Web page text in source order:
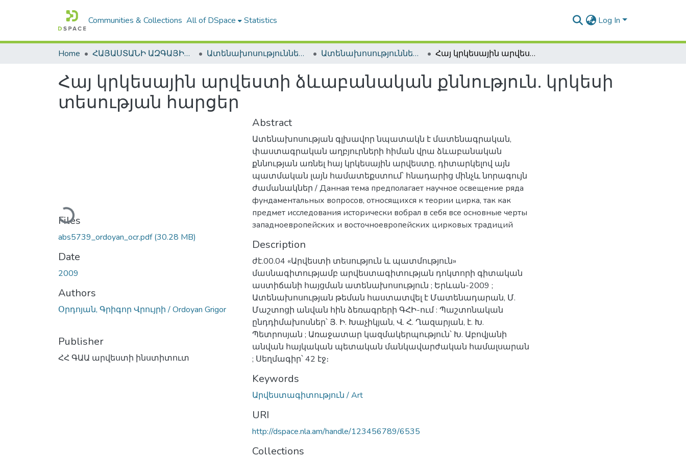
Communities & Collections All of DSpace Statistics Log In
Home ՀԱՅԱՍՏԱՆԻ ԱԶԳԱՅԻՆ ԳՐԱԴԱՐԱՆԻ ԹՎԱՅԻՆ ՊԱՀՈՑ / DIGITAL REPOSITORY OF NLA Ատենախոսություններ և սեղմագրեր / Theses & Abstracts Ատենախոսություններ և սեղմագրեր / Theses & Abstracts Հայ կրկեսային արվեստի ձևաբանական քննություն. կրկեսի տեսության հարցեր
Հայ կրկեսային արվեստի ձևաբանական քննություն. կրկեսի
տեսության հարցեր
Loading...
Files
abs5739_ordoyan_ocr.pdf(30.28 MB)
Date
2009
Authors
Օրդոյան, Գրիգոր Վրույրի / Ordoyan Grigor
Publisher
ՀՀ ԳԱԱ արվեստի ինստիտուտ
Abstract
Ատենախոսության գլխավոր նպատակն է մատենագրական,
փաստագրական աղբյուրների հիման վրա ձևաբանական
քննության առնել հայ կրկեսային արվեստը, դիտարկելով այն
պատմական լայն համատեքստում՝ հնադարից մինչև նորագույն
ժամանակներ / Данная тема предполагает научное освещение ряда
фундаментальных вопросов, относящихся к теории цирка, так как
предмет исследования исторически вобрал в себя все основные черты
западноевропейских и восточноевропейских цирковых традиций
Description
ժէ.00.04 «Արվեստի տեսություն և պատմություն»
մասնագիտությամբ արվեստագիտության դոկտորի գիտական
աստիճանի հայցման ատենախոսություն ; Երևան-2009 ;
Ատենախոսության թեման հաստատվել է Մատենադարան, Մ.
Մաշտոցի անվան հին ձեռագրերի ԳՀԻ-ում : Պաշտոնական
ընդդիմախոսներ՝ Յ. Ի. Խաչիկյան, Վ. Հ. Ղազարյան, է. Խ.
Պետրոսյան ; Առաջատար կազմակերպություն՝ Խ. Աբովյանի
անվան հայկական պետական մանկավարժական համալսարան
; Սեղմագիր՝ 42 էջ։
Keywords
Արվեստագիտություն / Art
URI
http://dspace.nla.am/handle/123456789/6535
Collections